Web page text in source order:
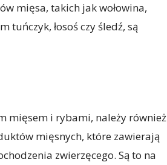
mięsa, takich jak wołowina,
tuńczyk, łosoś czy śledź, są
mięsem i rybami, należy również
mięsnych, które zawierają
zwierzęcego. Są to na